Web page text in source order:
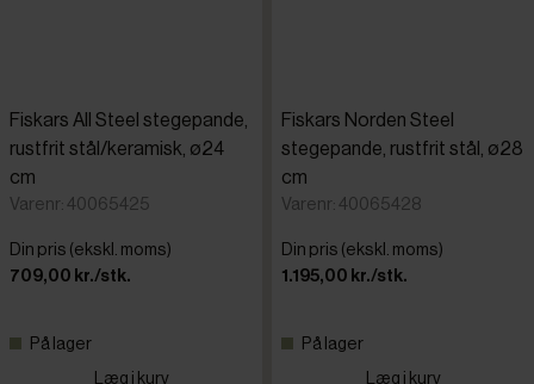
Fiskars All Steel stegepande,
rustfrit stål/keramisk, ø24
cm
Varenr: 40065425
Din pris (ekskl. moms)
709,00 kr./stk.
På lager
Læg i kurv
Fiskars Norden Steel
stegepande, rustfrit stål, ø28
cm
Varenr: 40065428
Din pris (ekskl. moms)
1.195,00 kr./stk.
På lager
Læg i kurv